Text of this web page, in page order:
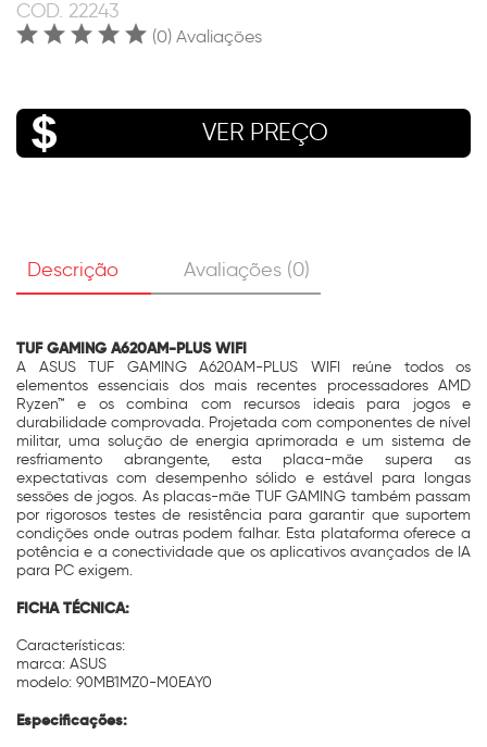
COD. 22243
(0) Avaliações
VER PREÇO
Descrição Avaliações (0)
TUF GAMING A620AM-PLUS WIFI
A ASUS TUF GAMING A620AM-PLUS WIFI reúne todos os
elementos essenciais dos mais recentes processadores AMD
Ryzen™ e os combina com recursos ideais para jogos e
durabilidade comprovada. Projetada com componentes de nível
militar, uma solução de energia aprimorada e um sistema de
resfriamento abrangente, esta placa-mãe supera as
expectativas com desempenho sólido e estável para longas
sessões de jogos. As placas-mãe TUF GAMING também passam
por rigorosos testes de resistência para garantir que suportem
condições onde outras podem falhar. Esta plataforma oferece a
potência e a conectividade que os aplicativos avançados de IA
para PC exigem.
FICHA TÉCNICA:
Características:
marca: ASUS
modelo: 90MB1MZ0-M0EAY0
Especificações: